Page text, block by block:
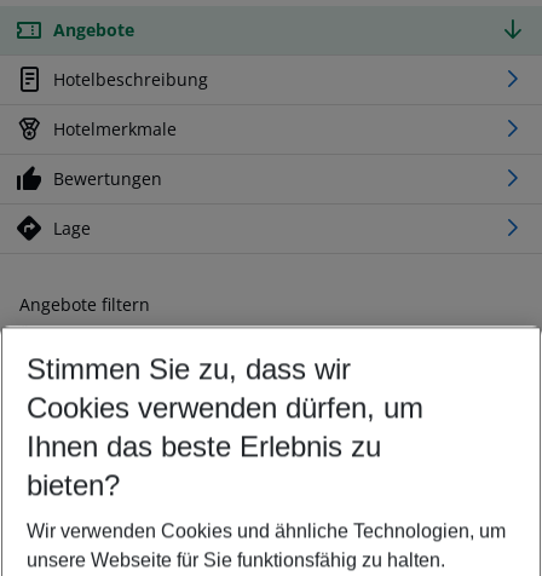
Angebote
Hotelbeschreibung
Hotelmerkmale
Bewertungen
Lage
Angebote filtern
Ändern Sie Ihre Kriterien nach Ihren Wünschen
Abflughafen wählen
Beliebiger Abflughafen
Reisezeitraum wählen
09.08.26– 07.08.27 5-8 Nächte
2 Erwachsene Keine Kinder
Stimmen Sie zu, dass wir
Cookies verwenden dürfen, um
Ihnen das beste Erlebnis zu
bieten?
Wir verwenden Cookies und ähnliche Technologien, um
unsere Webseite für Sie funktionsfähig zu halten.